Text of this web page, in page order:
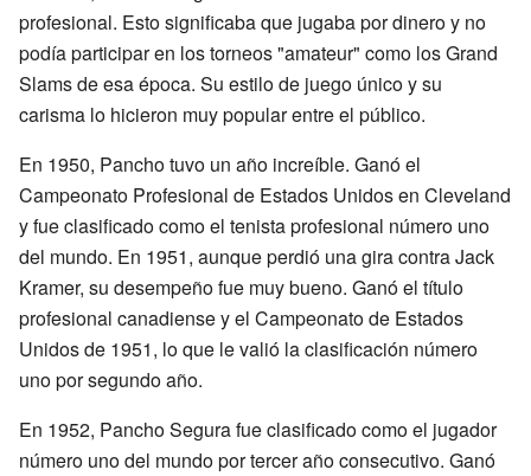
profesional. Esto significaba que jugaba por dinero y no
podía participar en los torneos "amateur" como los Grand
Slams de esa época. Su estilo de juego único y su
carisma lo hicieron muy popular entre el público.
En 1950, Pancho tuvo un año increíble. Ganó el
Campeonato Profesional de Estados Unidos en Cleveland
y fue clasificado como el tenista profesional número uno
del mundo. En 1951, aunque perdió una gira contra Jack
Kramer, su desempeño fue muy bueno. Ganó el título
profesional canadiense y el Campeonato de Estados
Unidos de 1951, lo que le valió la clasificación número
uno por segundo año.
En 1952, Pancho Segura fue clasificado como el jugador
número uno del mundo por tercer año consecutivo. Ganó